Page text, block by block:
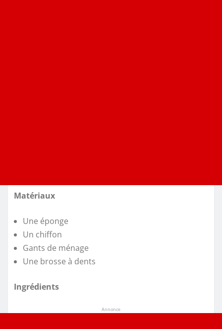
Matériaux
Une éponge
Un chiffon
Gants de ménage
Une brosse à dents
Ingrédients
Annonce